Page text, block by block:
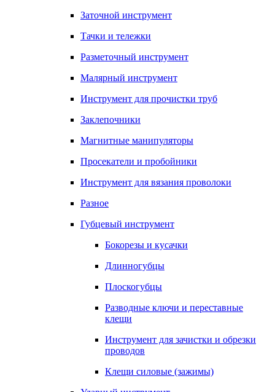
Заточной инструмент
Тачки и тележки
Разметочный инструмент
Малярный инструмент
Инструмент для прочистки труб
Заклепочники
Магнитные манипуляторы
Просекатели и пробойники
Инструмент для вязания проволоки
Разное
Губцевый инструмент
Бокорезы и кусачки
Длинногубцы
Плоскогубцы
Разводные ключи и переставные
клещи
Инструмент для зачистки и обрезки
проводов
Клещи силовые (зажимы)